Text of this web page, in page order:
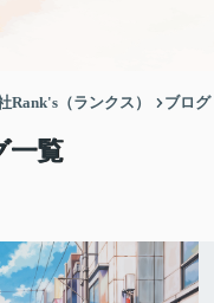
Rank's（ランクス） ブログ
一覧